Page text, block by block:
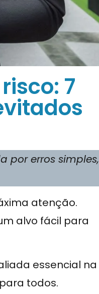
7
por erros simples,
atenção.
alvo fácil para
essencial na
todos.